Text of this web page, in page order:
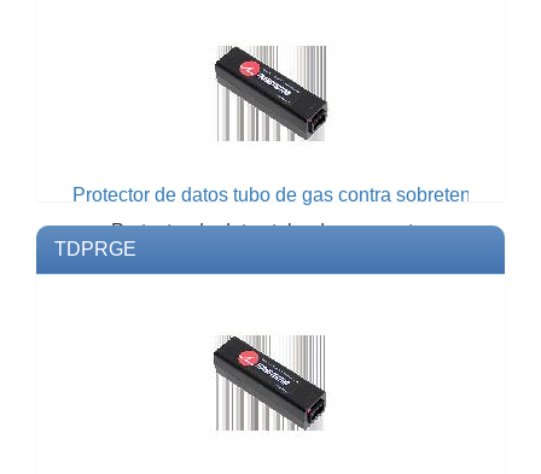
Protector de datos tubo de gas contra sobretensiones
Protector de datos tubo de gas contra
sobretensiones electricas Ethernet 10/100
Mbps.Modelo: TDPREMar...
TDPRGE